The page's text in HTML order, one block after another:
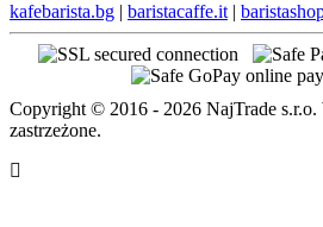
kafebarista.bg | baristacaffe.it |
Copyright © 2016 - 2026 NajTrade s.r.o.
zastrzeżone.